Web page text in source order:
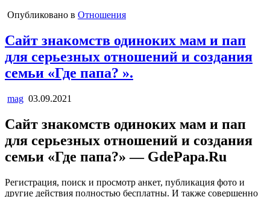
Опубликовано в Отношения
Сайт знакомств одиноких мам и пап
для серьезных отношений и создания
семьи «Где папа? ».
mag 03.09.2021
Сайт знакомств одиноких мам и пап
для серьезных отношений и создания
семьи «Где папа?» — GdePapa.Ru
Регистрация, поиск и просмотр анкет, публикация фото и
другие действия полностью бесплатны. И также совершенно